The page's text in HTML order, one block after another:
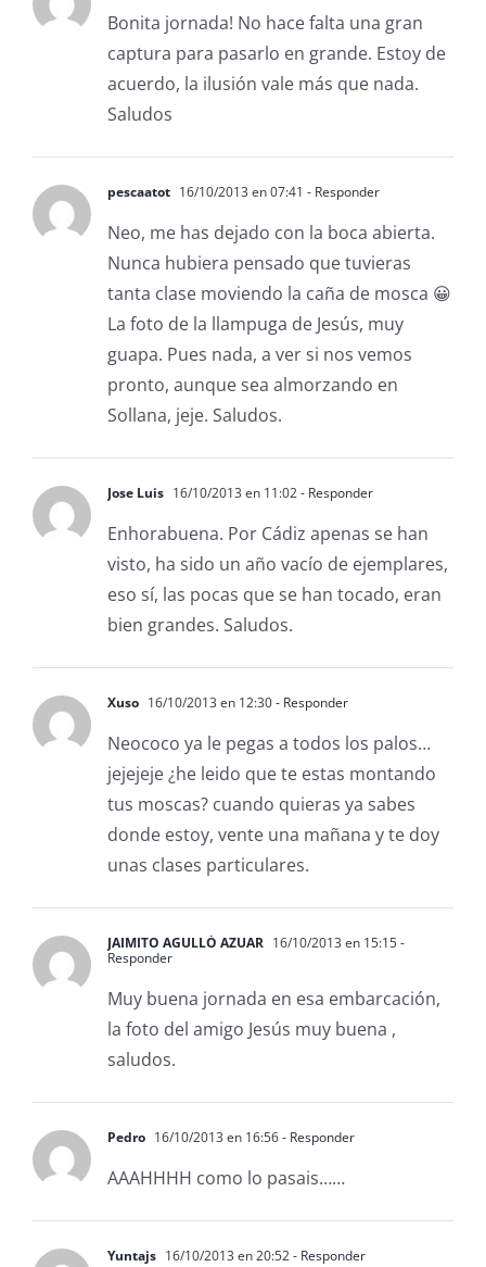
Bonita jornada! No hace falta una gran
captura para pasarlo en grande. Estoy de
acuerdo, la ilusión vale más que nada.
Saludos
pescaatot 16/10/2013 en 07:41 - Responder
Neo, me has dejado con la boca abierta.
Nunca hubiera pensado que tuvieras
tanta clase moviendo la caña de mosca 😀
La foto de la llampuga de Jesús, muy
guapa. Pues nada, a ver si nos vemos
pronto, aunque sea almorzando en
Sollana, jeje. Saludos.
Jose Luis 16/10/2013 en 11:02- Responder
Enhorabuena. Por Cádiz apenas se han
visto, ha sido un año vacío de ejemplares,
eso sí, las pocas que se han tocado, eran
bien grandes. Saludos.
Xuso 16/10/2013 en 12:30- Responder
Neococo ya le pegas a todos los palos…
jejejeje ¿he leido que te estas montando
tus moscas? cuando quieras ya sabes
donde estoy, vente una mañana y te doy
unas clases particulares.
JAIMITO AGULLÓ AZUAR 16/10/2013 en 15:15-
Responder
Muy buena jornada en esa embarcación,
la foto del amigo Jesús muy buena ,
saludos.
Pedro 16/10/2013 en 16:56- Responder
AAAHHHH como lo pasais……
Yuntajs 16/10/2013 en 20:52- Responder